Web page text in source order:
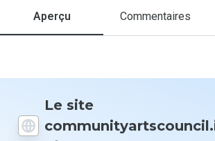
Aperçu Commentaires
Le site
Quelle
donneriez-